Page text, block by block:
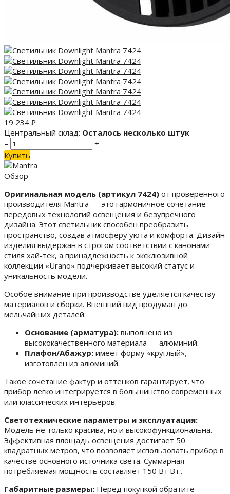
19 234 ₽
Центральный склад: Осталось несколько штук
–
+
Купить
Обзор
Оригинальная модель (артикул 7424) от проверенного
производителя Mantra — это гармоничное сочетание
передовых технологий освещения и безупречного
дизайна. Этот светильник способен преобразить
пространство, создав атмосферу уюта и комфорта. Дизайн
изделия выдержан в строгом соответствии с канонами
стиля хай-тек, а принадлежность к эксклюзивной
коллекции «Urano» подчеркивает высокий статус и
уникальность модели.
Особое внимание при производстве уделяется качеству
материалов и сборки. Внешний вид продуман до
мельчайших деталей:
Основание (арматура): выполнено из
высококачественного материала — алюминий.
Плафон/Абажур: имеет форму «круглый»,
изготовлен из алюминий.
Такое сочетание фактур и оттенков гарантирует, что
прибор легко интегрируется в большинство современных
или классических интерьеров.
Светотехнические параметры и эксплуатация:
Модель не только красива, но и высокофункциональна.
Эффективная площадь освещения достигает 50
квадратных метров, что позволяет использовать прибор в
качестве основного источника света. Суммарная
потребляемая мощность составляет 150 Вт Вт..
Габаритные размеры: Перед покупкой обратите